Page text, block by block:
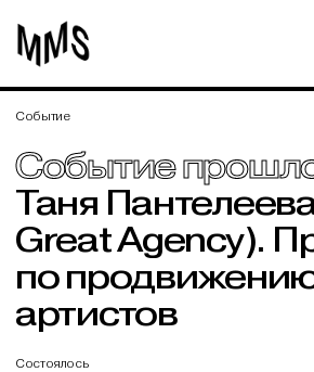
Событие
Событие
Таня
Great Agency).
по
артистов
Состоялось